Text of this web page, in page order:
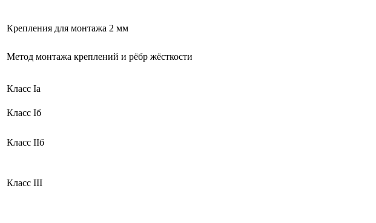
Крепления для монтажа 2 мм
Метод монтажа креплений и рёбр жёсткости
Класс Ia
Класс Iб
Класс IIб
Класс III